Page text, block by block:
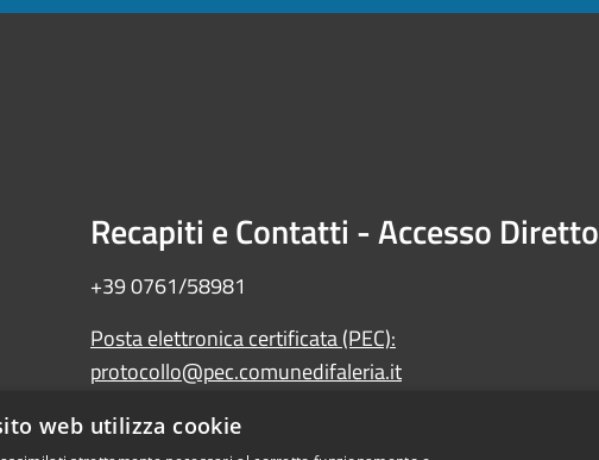
Recapiti e Contatti - Accesso Diretto
+39 0761/58981
Posta elettronica certificata (PEC):
protocollo@pec.comunedifaleria.it
Amministrazione trasparente
Albo Pretorio
web utilizza cookie